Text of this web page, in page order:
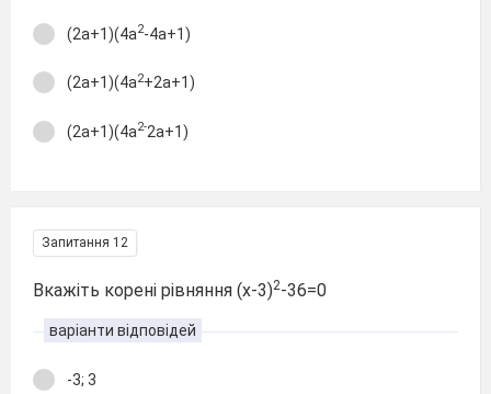
(2a+1)(4a2-4a+1)
(2a+1)(4a2+2a+1)
(2a+1)(4a2-2a+1)
Запитання 12
Вкажіть корені рівняння (х-3)2-36=0
варіанти відповідей
-3; 3